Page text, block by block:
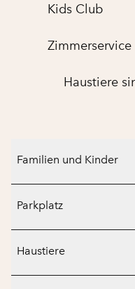
Kids Club
Zimmer­service
Haustiere
Familien und Kinder
Parkplatz
Haustiere